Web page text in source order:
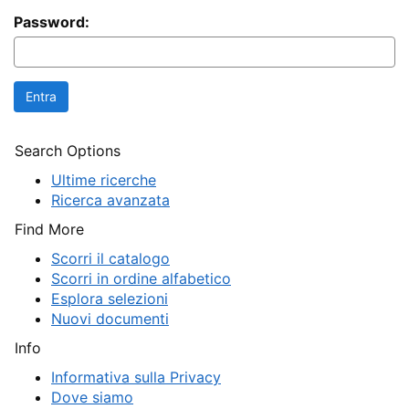
Password:
Search Options
Ultime ricerche
Ricerca avanzata
Find More
Scorri il catalogo
Scorri in ordine alfabetico
Esplora selezioni
Nuovi documenti
Info
Informativa sulla Privacy
Dove siamo